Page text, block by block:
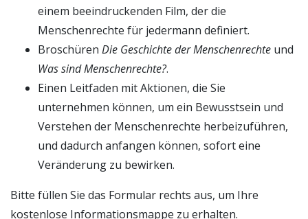
einem beeindruckenden Film, der die
Menschenrechte für jedermann definiert.
Broschüren Die Geschichte der Menschenrechte und
Was sind Menschenrechte?.
Einen Leitfaden mit Aktionen, die Sie
unternehmen können, um ein Bewusstsein und
Verstehen der Menschenrechte herbeizuführen,
und dadurch anfangen können, sofort eine
Veränderung zu bewirken.
Bitte füllen Sie das Formular rechts aus, um Ihre
kostenlose Informationsmappe zu erhalten.